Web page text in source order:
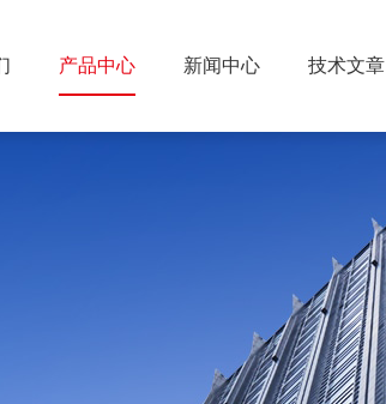
产品中心 新闻中心 技术文章